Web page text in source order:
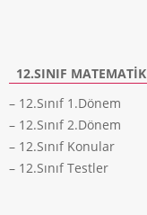
12.SINIF MATEMATIK
– 12.Sınıf 1.Dönem
– 12.Sınıf 2.Dönem
– 12.Sınıf Konular
– 12.Sınıf Testler